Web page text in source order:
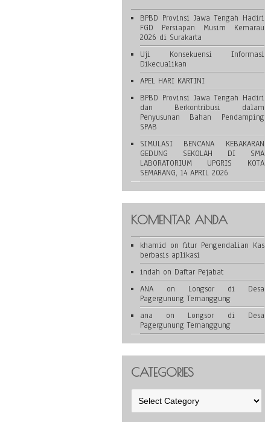
BPBD Provinsi Jawa Tengah Hadiri
FGD Persiapan Musim Kemarau
2026 di Surakarta
Uji Konsekuensi Informasi
Dikecualikan
APEL HARI KARTINI
BPBD Provinsi Jawa Tengah Hadiri
dan Berkontribusi dalam
Penyusunan Bahan Pendamping
SPAB
SIMULASI BENCANA KEBAKARAN
GEDUNG SEKOLAH DI SMA
LABORATORIUM UPGRIS KOTA
SEMARANG, 14 APRIL 2026
KOMENTAR ANDA
khamid on fitur Pengendalian Kas
berbasis aplikasi
indah on Daftar Pejabat
ANAon Longsor di Desa
Pagergunung Temanggung
ana on Longsor di Desa
Pagergunung Temanggung
CATEGORIES
Categories